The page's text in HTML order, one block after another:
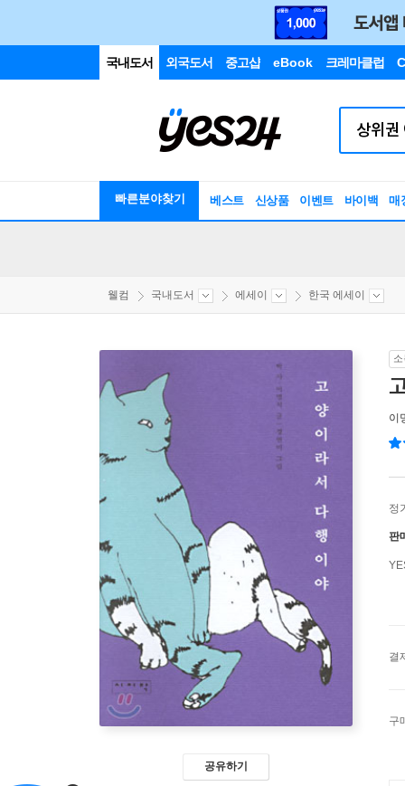
국내도서 외국도서 중고샵 eBook 크레마클럽
빠른분야찾기 베스트 신상품 이벤트 바이백 매
웰컴 국내도서 에세이 한국 에세이
공유하기
이
정
판
결
구